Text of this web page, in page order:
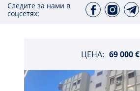
Следите за нами в
соцсетях:
ЦЕНА: 69 000 €